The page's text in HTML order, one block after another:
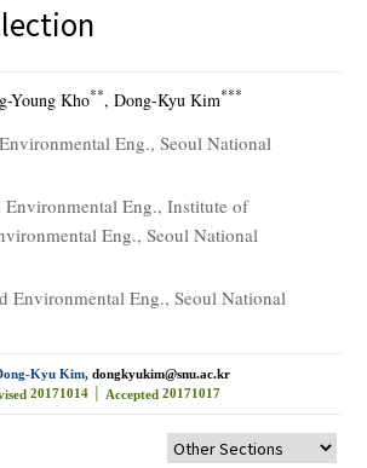
Young Kho**, Dong-Kyu Kim***
Eng., Seoul National
Eng., Institute of
Eng., Seoul National
Environmental Eng., Seoul National
Kyu Kim,dongkyukim@snu.ac.kr
20171014 │ Accepted 20171017